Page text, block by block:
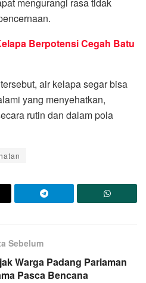
mengurangi rasa tidak
Berpotensi Cegah Batu
air kelapa segar bisa
yang menyehatkan,
rutin dan dalam pola
Sebelum
Warga Padang Pariaman
Pasca Bencana